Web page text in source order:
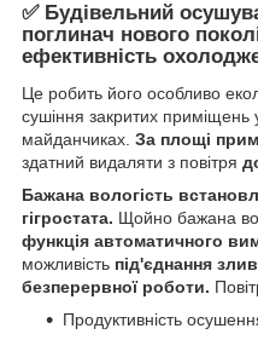
✅ Будівельний
поглинач нового
ефективність
Це робить його особливо
сушіння закритих приміщень
майданчиках. За площі
здатний видаляти з повітря
Бажана вологість
гігростата. Щойно бажана
функція автоматичного
можливість під'єднання
безперервної роботи.
Продуктивність